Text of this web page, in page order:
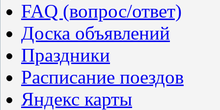
FAQ (вопрос/ответ)
Доска объявлений
Праздники
Расписание поездов
Яндекс карты